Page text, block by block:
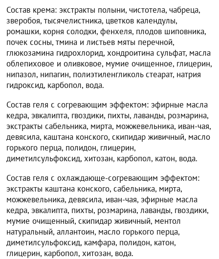
Состав крема: экстракты полыни, чистотела, чабреца,
зверобоя, тысячелистника, цветков календулы,
ромашки, корня солодки, фенхеля, плодов шиповника,
почек сосны, тмина и листьев мяты перечной,
глюкозамина гидрохлорид, хондроитина сульфат, масла
облепиховое и оливковое, мумие очищенное, глицерин,
нипазол, нипагин, полиэтиленгликоль стеарат, натрия
гидроксид, карбопол, вода.
Состав геля с согревающим эффектом: эфирные масла
кедра, эвкалипта, гвоздики, пихты, лаванды, розмарина,
экстракты сабельника, мирта, можжевельника, иван-чая,
девясила, каштана конского, скипидар живичный, масло
горького перца, полидон, глицерин,
диметилсульфоксид, хитозан, карбопол, катон, вода.
Состав геля с охлаждающе-согревающим эффектом:
экстракты каштана конского, сабельника, мирта,
можжевельника, девясила, иван-чая, эфирные масла
кедра, эвкалипта, пихты, розмарина, лаванды, гвоздики,
мумие очищенный, скипидар живичный, ментол
натуральный, аллантоин, масло горького перца,
диметилсульфоксид, камфара, полидон, катон,
глицерин, карбопол, хитозан, вода.